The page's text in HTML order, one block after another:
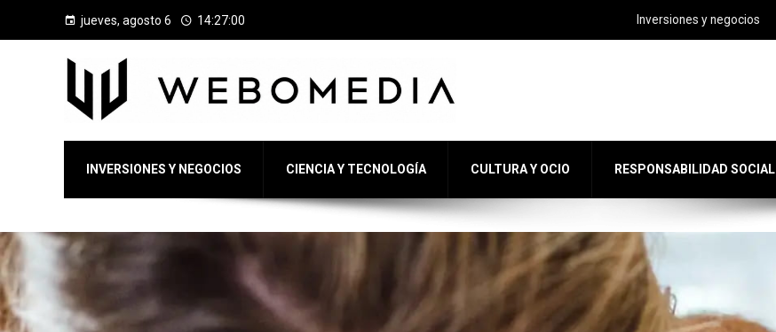
jueves, agosto 6 14:27:01 Inversiones y negocios
INVERSIONES Y NEGOCIOS CIENCIA Y TECNOLOGÍA CULTURA Y OCIO RESPONSABILIDAD SOCIAL